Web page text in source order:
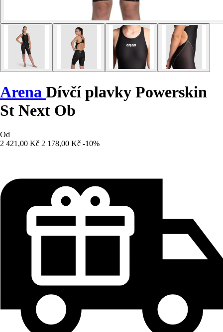
Arena Dívčí plavky Powerskin
St Next Ob
Od
2 421,00 Kč 2 178,00 Kč -10%